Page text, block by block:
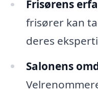
Frisørens
frisører kan
deres
Salonens